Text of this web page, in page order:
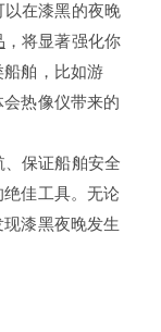
在漆黑的夜晚
，将显著强化你
舶，比如游
热像仪带来的
保证船舶安全
佳工具。无论
漆黑夜晚发生